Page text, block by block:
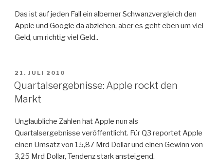
Das ist auf jeden Fall ein alberner Schwanzvergleich den
Apple und Google da abziehen, aber es geht eben um viel
Geld, um richtig viel Geld..
VERÖFFENTLICHT
AM
21. JULI 2010
Quartalsergebnisse: Apple rockt den
Markt
Unglaubliche Zahlen hat Apple nun als
Quartalsergebnisse veröffentlicht. Für Q3 reportet Apple
einen Umsatz von 15,87 Mrd Dollar und einen Gewinn von
3,25 Mrd Dollar, Tendenz stark ansteigend.